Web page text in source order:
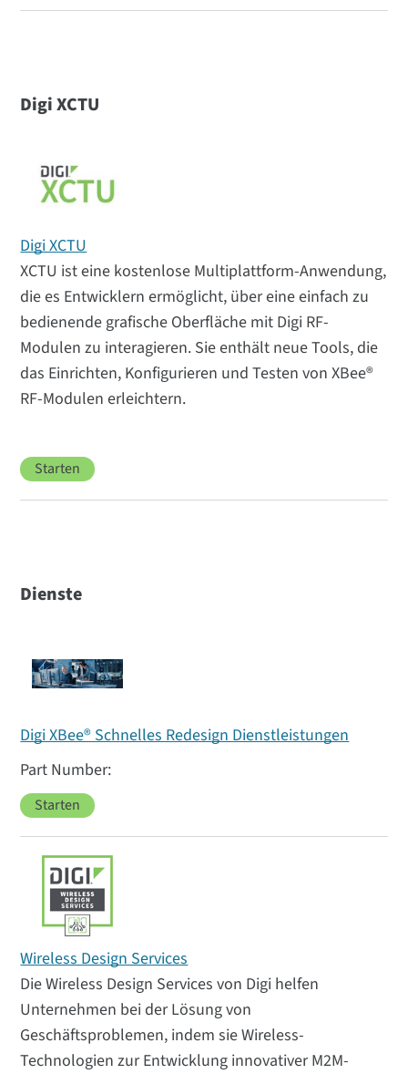
Digi XCTU
Digi XCTU
XCTU ist eine kostenlose Multiplattform-Anwendung,
die es Entwicklern ermöglicht, über eine einfach zu
bedienende grafische Oberfläche mit Digi RF-
Modulen zu interagieren. Sie enthält neue Tools, die
das Einrichten, Konfigurieren und Testen von XBee®
RF-Modulen erleichtern.
Starten
Dienste
Digi XBee® Schnelles Redesign Dienstleistungen
Starten
Wireless Design Services
Die Wireless Design Services von Digi helfen
Unternehmen bei der Lösung von
Geschäftsproblemen, indem sie Wireless-
Technologien zur Entwicklung innovativer M2M-